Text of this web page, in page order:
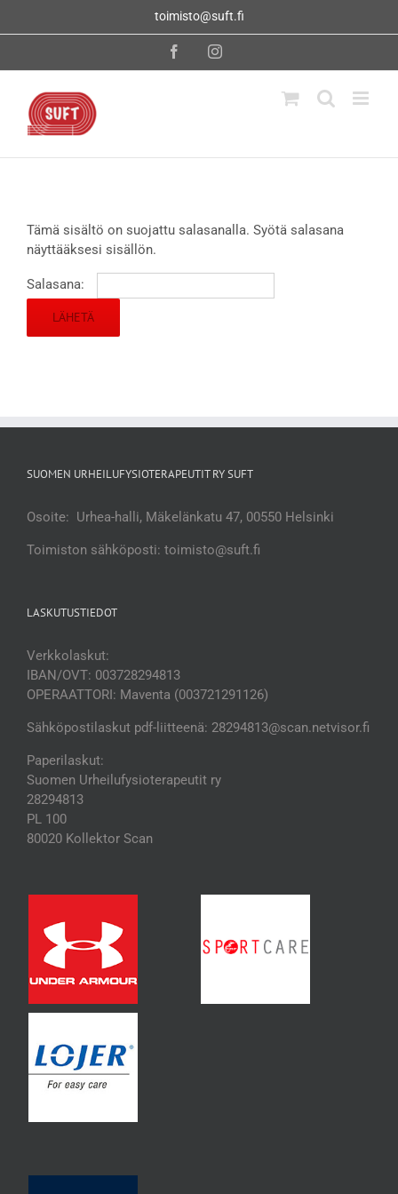
toimisto@suft.fi
FacebookInstagram
Tämä sisältö on suojattu salasanalla. Syötä salasana
näyttääksesi sisällön.
Salasana:
SUOMEN URHEILUFYSIOTERAPEUTIT RY SUFT
Osoite: Urhea-halli, Mäkelänkatu 47, 00550 Helsinki
Toimiston sähköposti: toimisto@suft.fi
LASKUTUSTIEDOT
Verkkolaskut:
IBAN/OVT: 003728294813
OPERAATTORI: Maventa (003721291126)
Sähköpostilaskut pdf-liitteenä: 28294813@scan.netvisor.fi
Paperilaskut:
Suomen Urheilufysioterapeutit ry
28294813
PL 100
80020 Kollektor Scan